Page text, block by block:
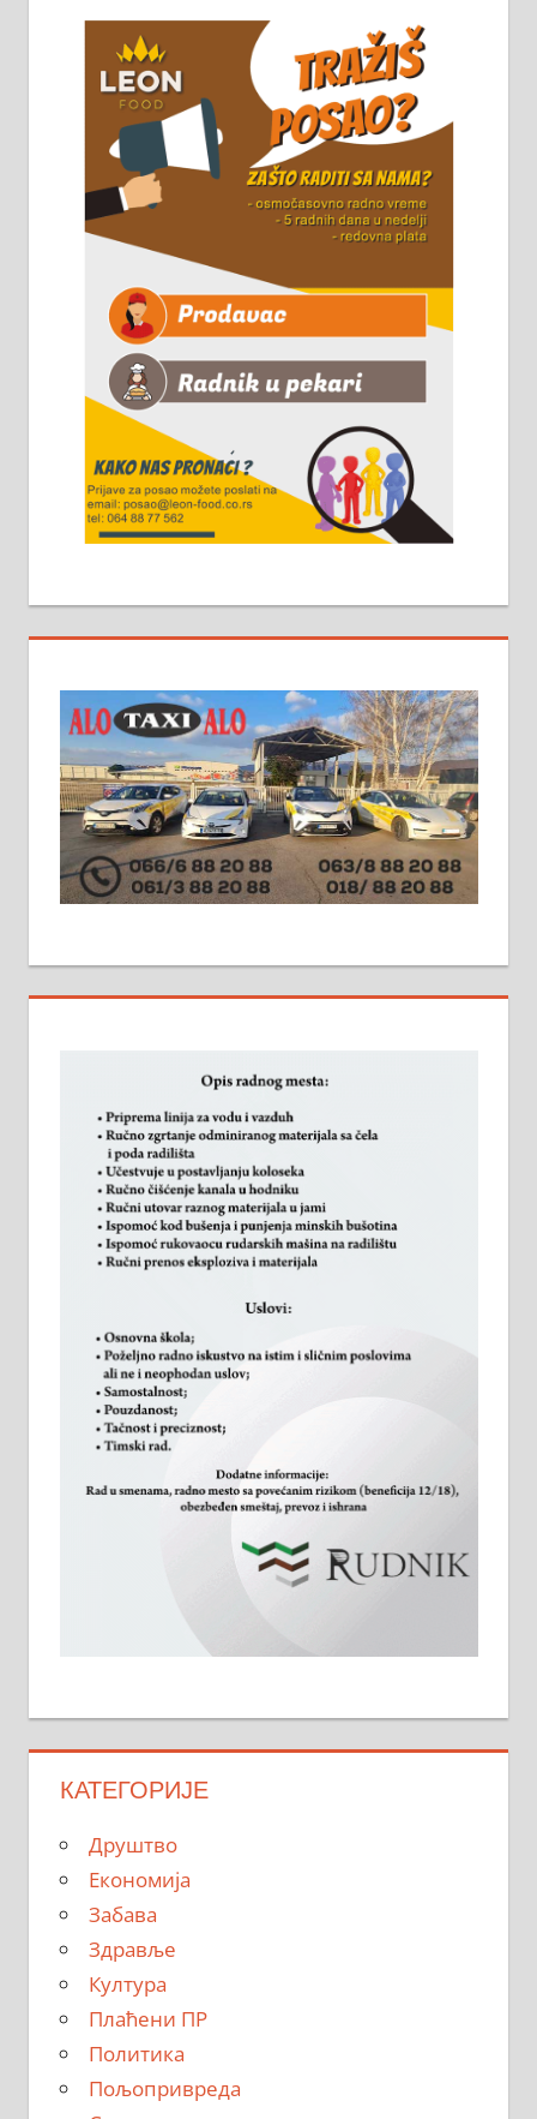
информација доћи лично на
стовариште у улици Максима
Горког 26 сваког радног дана од
8 до 15 часова. 063/465-045
Чистим све врсте димњака.
061/32-13-445
КАТЕГОРИЈЕ
Друштво
Економија
Забава
Здравље
Култура
Плаћени ПР
Политика
Пољопривреда